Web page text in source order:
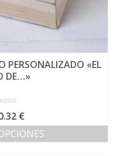
PERSONALIZADO «EL
DE…»
€Rango
de
precios: